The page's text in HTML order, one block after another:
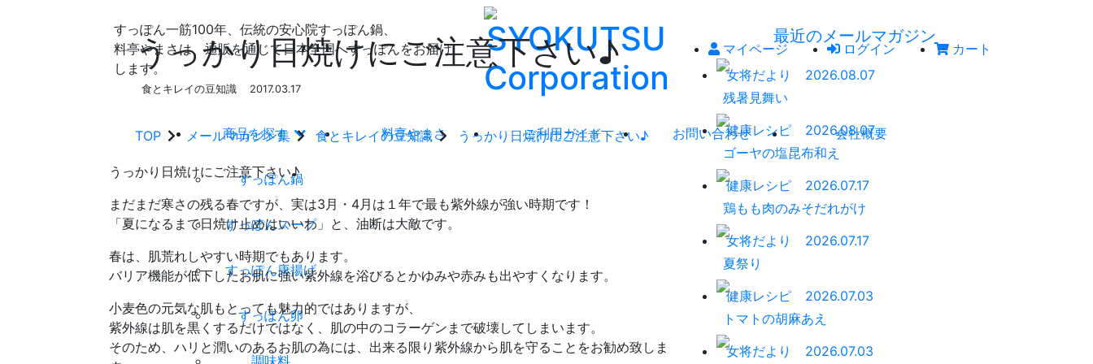
すっぽん一筋100年、伝統の安心院すっぽん鍋、
料亭やまさは、通販を通じて日本全国へすっぽんをお届け
します。
マイページ ログイン カート
商品を探す
すっぽん鍋
すっぽんスープ
すっぽん唐揚げ
すっぽん卵
調味料
料亭やまさ ご利用ガイド お問い合わせ 会社概要
うっかり日焼けにご注意下さい♪
食とキレイの豆知識 2017.03.17
TOP メールマガジン集 食とキレイの豆知識 うっかり日焼けにご注意下さい♪
うっかり日焼けにご注意下さい♪
まだまだ寒さの残る春ですが、実は3月・4月は１年で最も紫外線が強い時期です！
「夏になるまで日焼け止めはいいわ」と、油断は大敵です。
春は、肌荒れしやすい時期でもあります。
バリア機能が低下したお肌に強い紫外線を浴びるとかゆみや赤みも出やすくなります。
小麦色の元気な肌もとっても魅力的ではありますが、
紫外線は肌を黒くするだけではなく、肌の中のコラーゲンまで破壊してしまいます。
そのため、ハリと潤いのあるお肌の為には、出来る限り紫外線から肌を守ることをお勧め致しま
最近のメールマガジン
女将だより
2026.08.07
残暑見舞い
健康レシピ
2026.08.07
ゴーヤの塩昆布和え
健康レシピ
2026.07.17
鶏もも肉のみそだれがけ
女将だより
2026.07.17
夏祭り
健康レシピ
2026.07.03
トマトの胡麻あえ
女将だより
2026.07.03